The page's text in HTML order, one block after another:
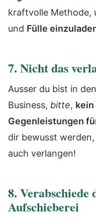
kraftvolle Methode,
und Fülle
7. Nicht das
Ausser du bist in
Business, bitte, kein
Gegenleistungen
dir bewusst
auch verlangen!
8. Verabschiede
Aufschieberei